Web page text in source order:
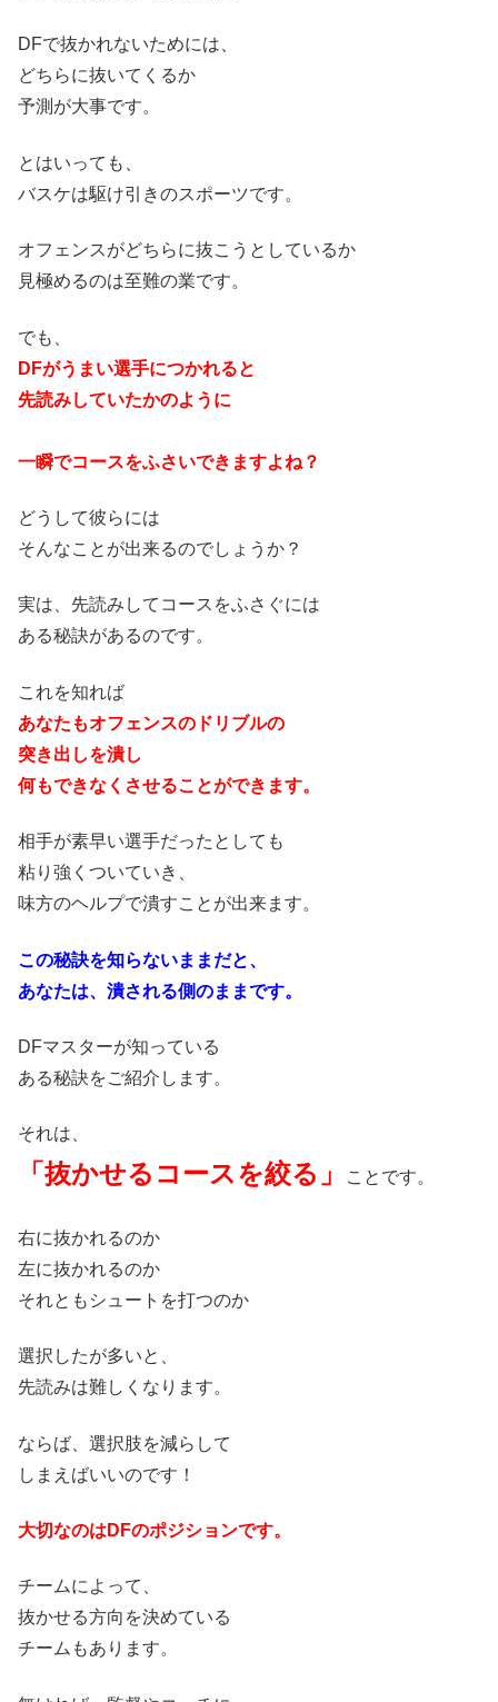
DFで抜かれないためには、
どちらに抜いてくるか
予測が大事です。
とはいっても、
バスケは駆け引きのスポーツです。
オフェンスがどちらに抜こうとしているか
見極めるのは至難の業です。
でも、
DFがうまい選手につかれると
先読みしていたかのように
一瞬でコースをふさいできますよね？
どうして彼らには
そんなことが出来るのでしょうか？
実は、先読みしてコースをふさぐには
ある秘訣があるのです。
これを知れば
あなたもオフェンスのドリブルの
突き出しを潰し
何もできなくさせることができます。
相手が素早い選手だったとしても
粘り強くついていき、
味方のヘルプで潰すことが出来ます。
この秘訣を知らないままだと、
あなたは、潰される側のままです。
DFマスターが知っている
ある秘訣をご紹介します。
それは、
「抜かせるコースを絞る」 ことです。
右に抜かれるのか
左に抜かれるのか
それともシュートを打つのか
選択したが多いと、
先読みは難しくなります。
ならば、選択肢を減らして
しまえばいいのです！
大切なのはDFのポジションです。
チームによって、
抜かせる方向を決めている
チームもあります。